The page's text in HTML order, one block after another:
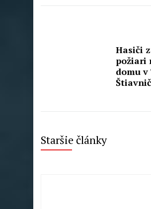
Hasiči
požiari
domu
Staršie články